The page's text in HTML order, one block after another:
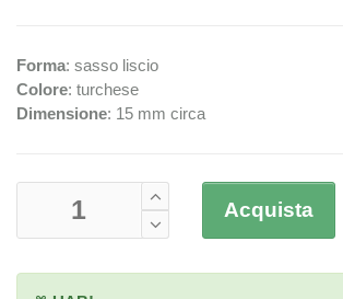
Forma: sasso liscio
Colore: turchese
Dimensione: 15 mm circa
Acquista